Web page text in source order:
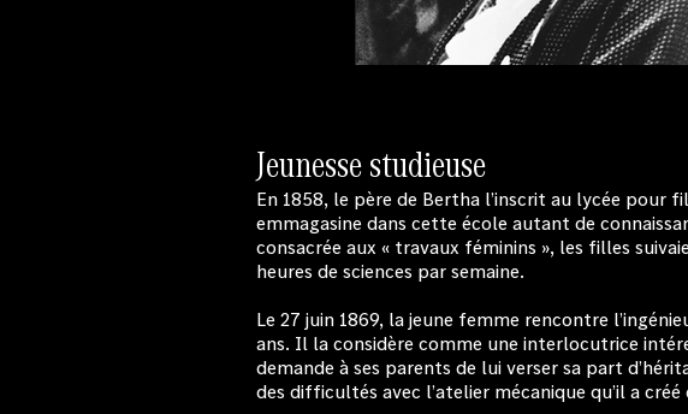
Jeunesse studieuse
En 1858, le père de Bertha l’inscrit au lycée pour
emmagasine dans cette école autant de
consacrée aux « travaux féminins », les filles
heures de sciences par semaine.
Le 27 juin 1869, la jeune femme rencontre
ans. Il la considère comme une interlocutrice
demande à ses parents de lui verser sa part
des difficultés avec l’atelier mécanique qu’il a